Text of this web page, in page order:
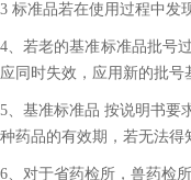
3 标准品若在使用过程中发
4、若老的基准标准品批号
应同时失效，应用新的批号
5、基准标准品 按说明书要
种药品的有效期，若无法
6、对于省药检所，兽药检